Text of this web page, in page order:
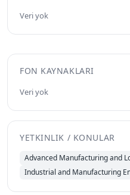
Veri yok
FON KAYNAKLARI
Veri yok
YETKINLIK / KONULAR
Advanced Manufacturing and
Industrial and Manufacturing